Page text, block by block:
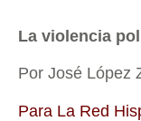
La violencia
Por José López
Para La Red